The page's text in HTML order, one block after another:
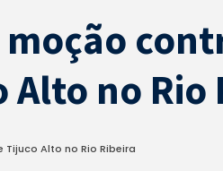
moção
no Rio
Tijuco Alto no Rio Ribeira